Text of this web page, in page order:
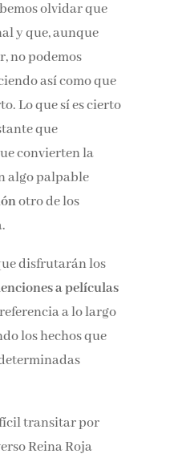
olvidar que
y que, aunque
no podemos
así como que
Lo que sí es cierto
que
convierten la
algo palpable
otro de los
disfrutarán los
a películas
a lo largo
los hechos que
transitar por
Reina Roja